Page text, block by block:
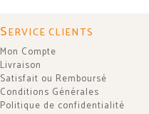
SERVICE CLIENTS
Mon Compte
Livraison
Satisfait ou Remboursé
Conditions Générales
Politique de confidentialité